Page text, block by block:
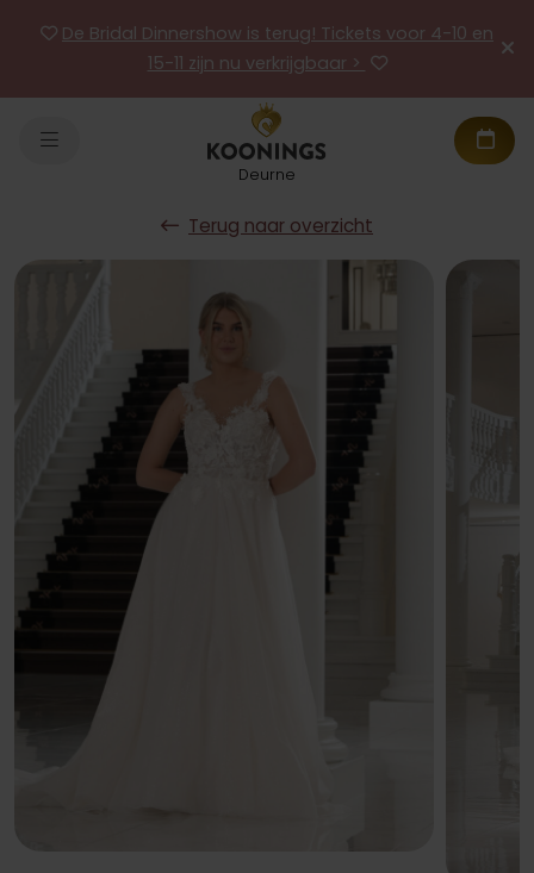
De Bridal Dinnershow is terug! Tickets voor 4-10 en
15-11 zijn nu verkrijgbaar >
Deurne
Terug naar overzicht